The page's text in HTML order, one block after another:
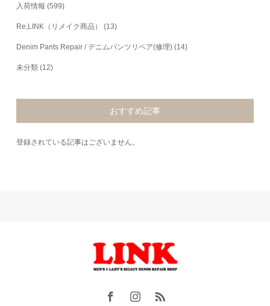
入荷情報 (599)
Re,LINK（リメイク商品） (13)
Denim Pants Repair / デニムパンツリペア(修理) (14)
未分類 (12)
おすすめ記事
登録されている記事はございません。